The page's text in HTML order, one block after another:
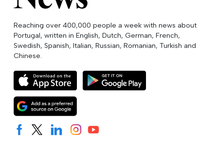
Reaching over 400,000 people a week with news about
Portugal, written in English, Dutch, German, French,
Swedish, Spanish, Italian, Russian, Romanian, Turkish and
Chinese.